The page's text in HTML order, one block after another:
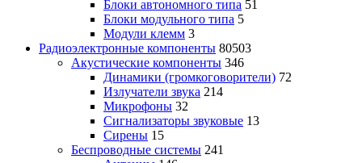
Блоки автономного типа 51
Блоки модульного типа 5
Модули клемм 3
Радиоэлектронные компоненты 80503
Акустические компоненты 346
Динамики (громкоговорители) 72
Излучатели звука 214
Микрофоны 32
Сигнализаторы звуковые 13
Сирены 15
Беспроводные системы 241